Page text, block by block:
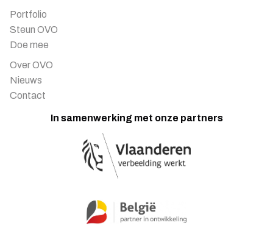
Portfolio
Steun OVO
Doe mee
Over OVO
Nieuws
Contact
In samenwerking met onze partners